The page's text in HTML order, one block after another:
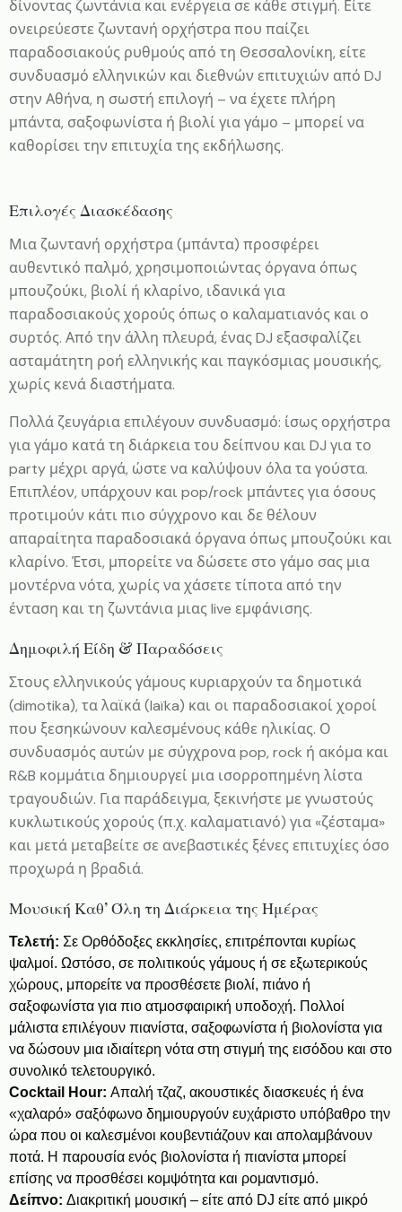
δίνοντας ζωντάνια και ενέργεια σε κάθε στιγμή. Είτε
ονειρεύεστε ζωντανή ορχήστρα που παίζει
παραδοσιακούς ρυθμούς από τη Θεσσαλονίκη, είτε
συνδυασμό ελληνικών και διεθνών επιτυχιών από DJ
στην Αθήνα, η σωστή επιλογή – να έχετε πλήρη
μπάντα, σαξοφωνίστα ή βιολί για γάμο – μπορεί να
καθορίσει την επιτυχία της εκδήλωσης.
Επιλογές Διασκέδασης
Μια ζωντανή ορχήστρα (μπάντα) προσφέρει
αυθεντικό παλμό, χρησιμοποιώντας όργανα όπως
μπουζούκι, βιολί ή κλαρίνο, ιδανικά για
παραδοσιακούς χορούς όπως ο καλαματιανός και ο
συρτός. Από την άλλη πλευρά, ένας DJ εξασφαλίζει
ασταμάτητη ροή ελληνικής και παγκόσμιας μουσικής,
χωρίς κενά διαστήματα.
Πολλά ζευγάρια επιλέγουν συνδυασμό: ίσως ορχήστρα
για γάμο κατά τη διάρκεια του δείπνου και DJ για το
party μέχρι αργά, ώστε να καλύψουν όλα τα γούστα.
Επιπλέον, υπάρχουν και pop/rock μπάντες για όσους
προτιμούν κάτι πιο σύγχρονο και δε θέλουν
απαραίτητα παραδοσιακά όργανα όπως μπουζούκι και
κλαρίνο. Έτσι, μπορείτε να δώσετε στο γάμο σας μια
μοντέρνα νότα, χωρίς να χάσετε τίποτα από την
ένταση και τη ζωντάνια μιας live εμφάνισης.
Δημοφιλή Είδη & Παραδόσεις
Στους ελληνικούς γάμους κυριαρχούν τα δημοτικά
(dimotika), τα λαϊκά (laïka) και οι παραδοσιακοί χοροί
που ξεσηκώνουν καλεσμένους κάθε ηλικίας. Ο
συνδυασμός αυτών με σύγχρονα pop, rock ή ακόμα και
R&B κομμάτια δημιουργεί μια ισορροπημένη λίστα
τραγουδιών. Για παράδειγμα, ξεκινήστε με γνωστούς
κυκλωτικούς χορούς (π.χ. καλαματιανό) για «ζέσταμα»
και μετά μεταβείτε σε ανεβαστικές ξένες επιτυχίες όσο
προχωρά η βραδιά.
Μουσική Καθ’ Όλη τη Διάρκεια της Ημέρας
Τελετή: Σε Ορθόδοξες εκκλησίες, επιτρέπονται κυρίως
ψαλμοί. Ωστόσο, σε πολιτικούς γάμους ή σε εξωτερικούς
χώρους, μπορείτε να προσθέσετε βιολί, πιάνο ή
σαξοφωνίστα για πιο ατμοσφαιρική υποδοχή. Πολλοί
μάλιστα επιλέγουν πιανίστα, σαξοφωνίστα ή βιολονίστα για
να δώσουν μια ιδιαίτερη νότα στη στιγμή της εισόδου και στο
συνολικό τελετουργικό.
Cocktail Hour: Απαλή τζαζ, ακουστικές διασκευές ή ένα
«χαλαρό» σαξόφωνο δημιουργούν ευχάριστο υπόβαθρο την
ώρα που οι καλεσμένοι κουβεντιάζουν και απολαμβάνουν
ποτά. Η παρουσία ενός βιολονίστα ή πιανίστα μπορεί
επίσης να προσθέσει κομψότητα και ρομαντισμό.
Δείπνο: Διακριτική μουσική – είτε από DJ είτε από μικρό